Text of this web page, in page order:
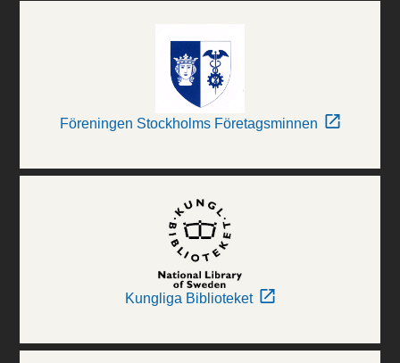
Föreningen Stockholms Företagsminnen
Kungliga Biblioteket